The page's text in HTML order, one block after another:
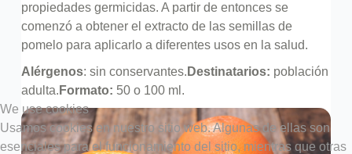
propiedades germicidas. A partir de entonces se
comenzó a obtener el extracto de las semillas de
pomelo para aplicarlo a diferentes usos en la salud.
Alérgenos: sin conservantes. Destinatarios: población
adulta. Formato: 50 o 100 ml.
We use cookies
Usamos cookies en nuestro sitio web. Algunas de ellas son
esenciales para el funcionamiento del sitio, mientras que otras